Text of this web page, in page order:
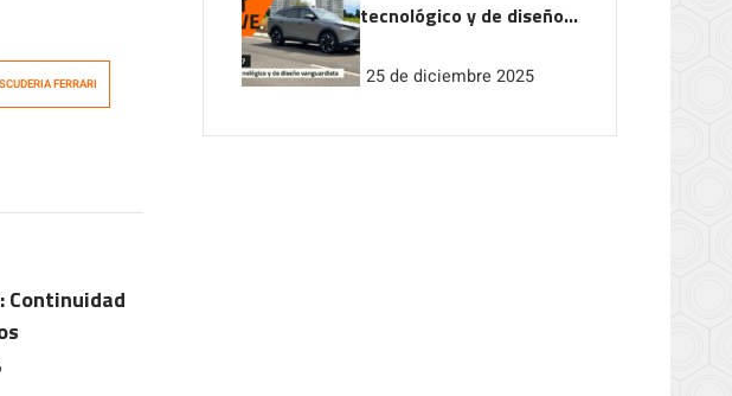
SCUDERIA FERRARI
Continuidad
tecnológico y de diseño
25 de diciembre 2025